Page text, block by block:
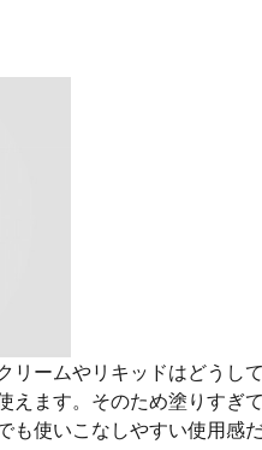
リームやリキッドはどうして
えます。そのため塗りすぎて
も使いこなしやすい使用感